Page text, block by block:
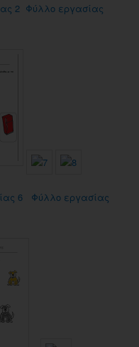
2 Φύλλο εργασίας
6
Φύλλο εργασίας